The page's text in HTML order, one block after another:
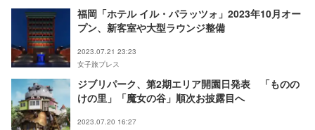
福岡「ホテル イル・パラッツォ」2023年10月オー
プン、新客室や大型ラウンジ整備
2023.07.21 23:23
女子旅プレス
ジブリパーク、第2期エリア開園日発表 「ものの
けの里」「魔女の谷」順次お披露目へ
2023.07.20 16:27